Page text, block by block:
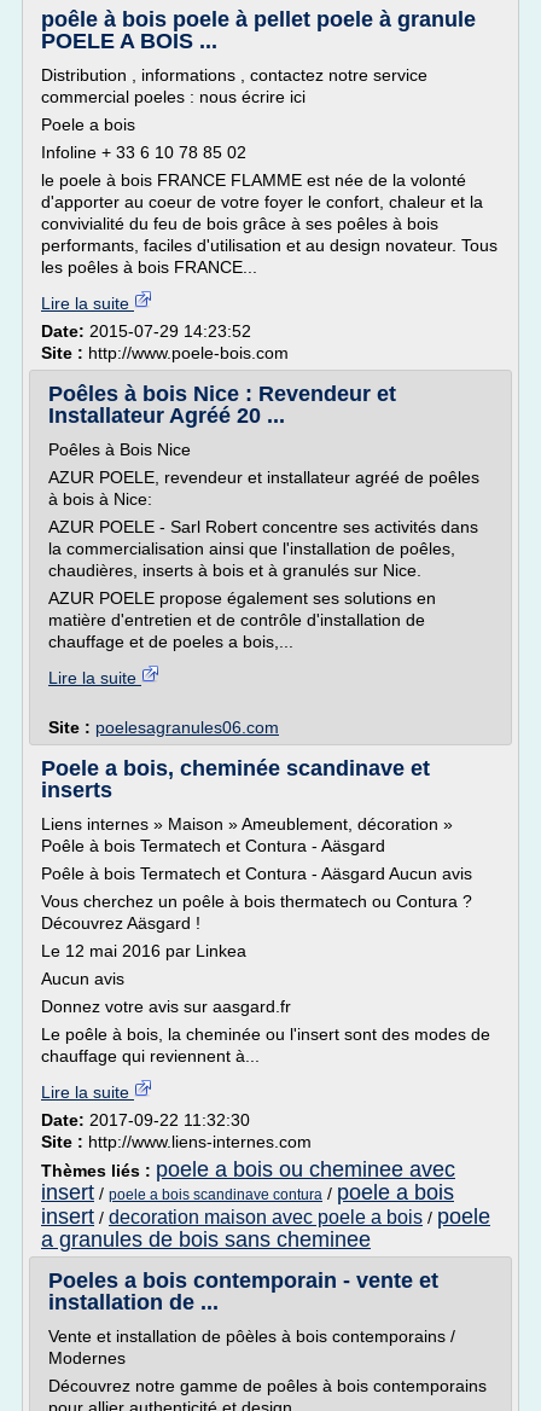
poêle à bois poele à pellet poele à granule
POELE A BOIS ...
Distribution , informations , contactez notre service
commercial poeles : nous écrire ici
Poele a bois
Infoline + 33 6 10 78 85 02
le poele à bois FRANCE FLAMME est née de la volonté
d'apporter au coeur de votre foyer le confort, chaleur et la
convivialité du feu de bois grâce à ses poêles à bois
performants, faciles d'utilisation et au design novateur. Tous
les poêles à bois FRANCE...
Lire la suite
Date: 2015-07-29 14:23:52
Site : http://www.poele-bois.com
Poêles à bois Nice : Revendeur et
Installateur Agréé 20 ...
Poêles à Bois Nice
AZUR POELE, revendeur et installateur agréé de poêles
à bois à Nice:
AZUR POELE - Sarl Robert concentre ses activités dans
la commercialisation ainsi que l'installation de poêles,
chaudières, inserts à bois et à granulés sur Nice.
AZUR POELE propose également ses solutions en
matière d'entretien et de contrôle d'installation de
chauffage et de poeles a bois,...
Lire la suite
Site : poelesagranules06.com
Poele a bois, cheminée scandinave et
inserts
Liens internes » Maison » Ameublement, décoration »
Poêle à bois Termatech et Contura - Aäsgard
Poêle à bois Termatech et Contura - Aäsgard Aucun avis
Vous cherchez un poêle à bois thermatech ou Contura ?
Découvrez Aäsgard !
Le 12 mai 2016 par Linkea
Aucun avis
Donnez votre avis sur aasgard.fr
Le poêle à bois, la cheminée ou l'insert sont des modes de
chauffage qui reviennent à...
Lire la suite
Date: 2017-09-22 11:32:30
Site : http://www.liens-internes.com
Thèmes liés : poele a bois ou cheminee avec
insert / poele a bois scandinave contura / poele a bois
insert / decoration maison avec poele a bois / poele
a granules de bois sans cheminee
Poeles a bois contemporain - vente et
installation de ...
Vente et installation de pôèles à bois contemporains /
Modernes
Découvrez notre gamme de poêles à bois contemporains